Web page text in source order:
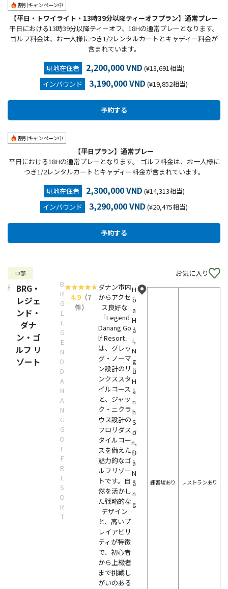
割引キャンペーン中
【平日・トワイライト・13時39分以降ティーオフプラン】通常プレー
平日における13時39分以降ティーオフ、18Hの通常プレーとなります。
ゴルフ料金は、お一人様につき1/2レンタルカートとキャディー料金が
含まれています。
現地在住者
2,200,000 VND (¥13,691相当)
インバウンド
3,190,000 VND (¥19,852相当)
割引キャンペーン中
【平日プラン】通常プレー
平日における18Hの通常プレーとなります。 ゴルフ料金は、お一人様に
つき1/2レンタルカートとキャディー料金が含まれています。
現地在住者
2,300,000 VND (¥14,313相当)
インバウンド
3,290,000 VND (¥20,475相当)
中部 お気に入り
BRG・
レジェ
ンド・
ダナ
ン・ゴ
ルフ リ
ゾート
B
R
G
L
E
G
E
N
D
D
A
N
A
N
G
G
O
L
F
R
E
S
O
R
T
4.9 （7
件）
ダナン市内
からアクセ
ス良好な
「Legend
Danang Go
lf Resort」
は、グレッ
グ・ノーマ
ン設計のリ
ンクススタ
イルコース
と、ジャッ
ク・ニクラ
ウス設計の
フロリダス
タイルコー
スを備えた
魅力的なゴ
ルフリゾー
トです。自
然を活かし
た戦略的な
デザイン
と、高いプ
レイアビリ
ティが特徴
で、初心者
から上級者
まで挑戦し
がいのある
H
ò
a
H
ả
i,
N
g
ũ
H
à
n
h
S
ơ
n,
Đ
à
N
ẵ
n
g
練習場あり レストランあり